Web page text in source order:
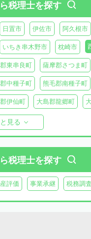
税理士を探す
日置市 伊佐市 阿久根市
いちき串木野市 枕崎市
東串良町 薩摩郡さつま町
中種子町 熊毛郡南種子町
伊仙町 大島郡龍郷町
郡十島村
見る
税理士を探す
評価 事業承継 税務調査